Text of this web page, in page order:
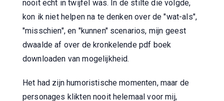
nooit echt in twijfel was. In de stilte die volgde,
kon ik niet helpen na te denken over de "wat-als",
"misschien", en "kunnen" scenarios, mijn geest
dwaalde af over de kronkelende pdf boek
downloaden van mogelijkheid.
Het had zijn humoristische momenten, maar de
personages klikten nooit helemaal voor mij,